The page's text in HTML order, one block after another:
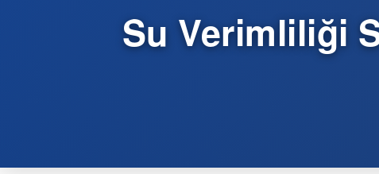
Su Verimliliği